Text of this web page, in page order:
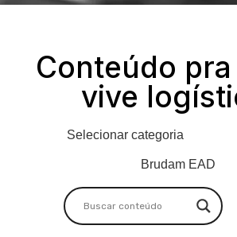
Conteúdo
vive
Brudam EAD